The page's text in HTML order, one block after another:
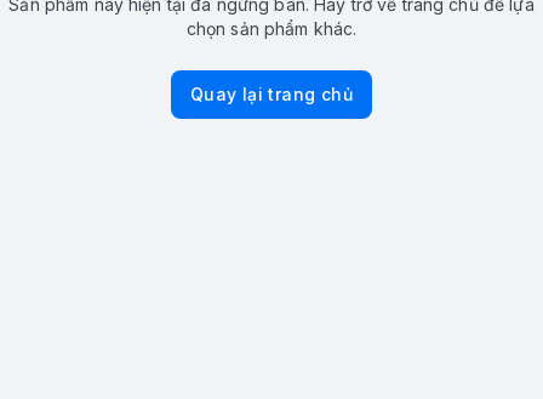
chọn sản phẩm khác.
Quay lại trang chủ